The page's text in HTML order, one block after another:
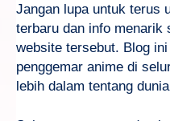
Jangan lupa untuk terus
terbaru dan info menarik
website tersebut. Blog
penggemar anime di
lebih dalam tentang